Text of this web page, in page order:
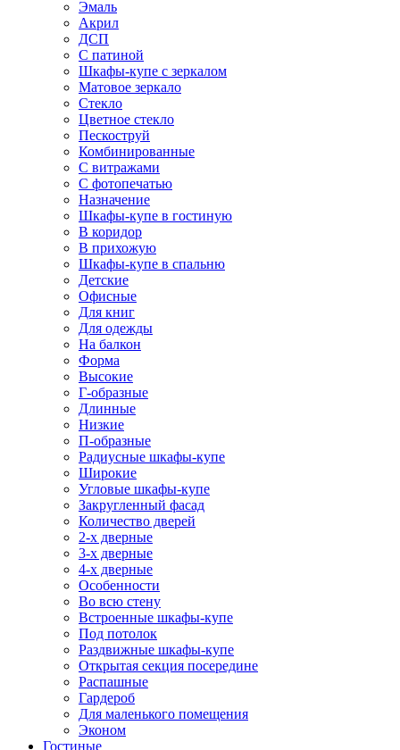
Эмаль
Акрил
ДСП
С патиной
Шкафы-купе с зеркалом
Матовое зеркало
Стекло
Цветное стекло
Пескоструй
Комбинированные
С витражами
С фотопечатью
Назначение
Шкафы-купе в гостиную
В коридор
В прихожую
Шкафы-купе в спальню
Детские
Офисные
Для книг
Для одежды
На балкон
Форма
Высокие
Г-образные
Длинные
Низкие
П-образные
Радиусные шкафы-купе
Широкие
Угловые шкафы-купе
Закругленный фасад
Количество дверей
2-х дверные
3-х дверные
4-х дверные
Особенности
Во всю стену
Встроенные шкафы-купе
Под потолок
Раздвижные шкафы-купе
Открытая секция посередине
Распашные
Гардероб
Для маленького помещения
Эконом
Гостиные